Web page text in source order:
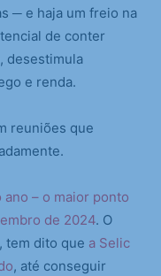
─ e haja um freio na
de conter
desestimula
e renda.
reuniões que
ano – o maior ponto
de 2024. O
tem dito que a Selic
, até conseguir